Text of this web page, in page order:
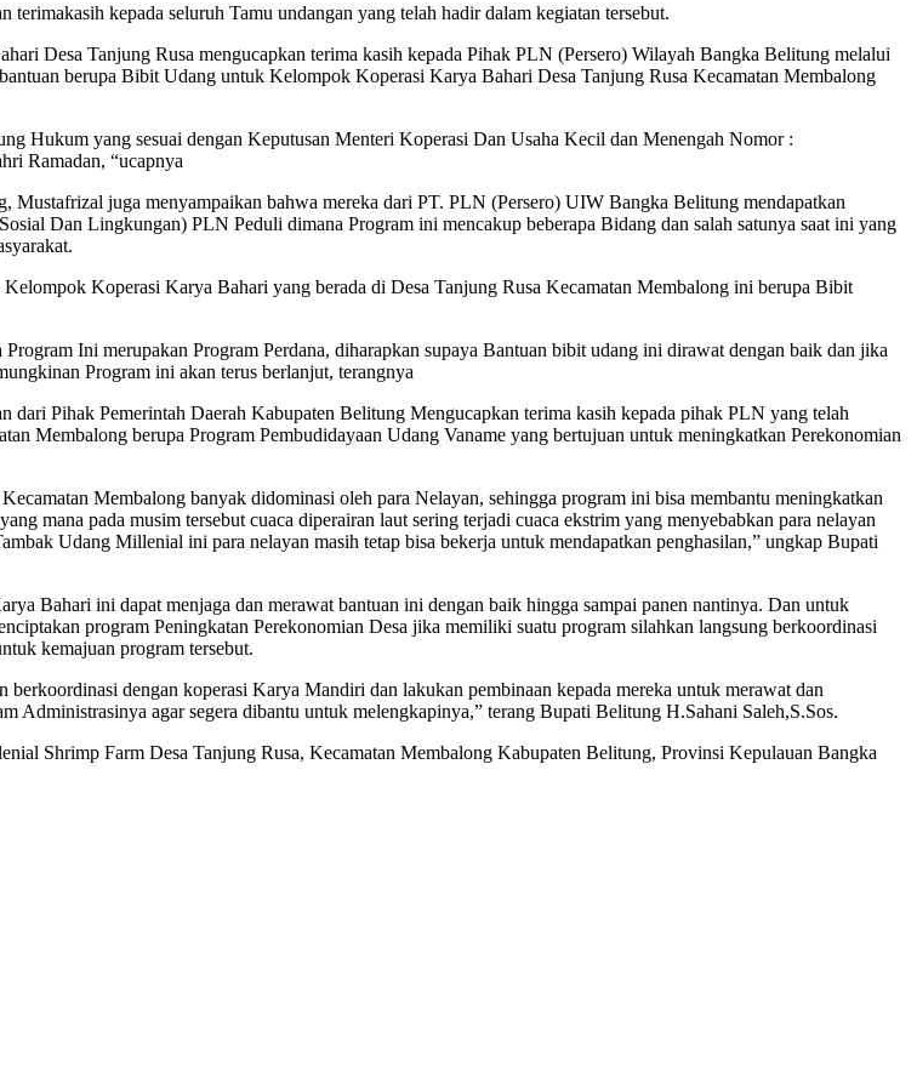
kepada seluruh Tamu undangan yang telah hadir dalam kegiatan tersebut.
Desa Tanjung Rusa mengucapkan terima kasih kepada Pihak PLN (Persero) Wilayah Bangka Belitung melalui
berupa Bibit Udang untuk Kelompok Koperasi Karya Bahari Desa Tanjung Rusa Kecamatan Membalong
Hukum yang sesuai dengan Keputusan Menteri Koperasi Dan Usaha Kecil dan Menengah Nomor :
Ramadan, “ucapnya
juga menyampaikan bahwa mereka dari PT. PLN (Persero) UIW Bangka Belitung mendapatkan
Dan Lingkungan) PLN Peduli dimana Program ini mencakup beberapa Bidang dan salah satunya saat ini yang
Koperasi Karya Bahari yang berada di Desa Tanjung Rusa Kecamatan Membalong ini berupa Bibit
Ini merupakan Program Perdana, diharapkan supaya Bantuan bibit udang ini dirawat dengan baik dan jika
Program ini akan terus berlanjut, terangnya
dari Pihak Pemerintah Daerah Kabupaten Belitung Mengucapkan terima kasih kepada pihak PLN yang telah
Membalong berupa Program Pembudidayaan Udang Vaname yang bertujuan untuk meningkatkan Perekonomian
Membalong banyak didominasi oleh para Nelayan, sehingga program ini bisa membantu meningkatkan
mana pada musim tersebut cuaca diperairan laut sering terjadi cuaca ekstrim yang menyebabkan para nelayan
Udang Millenial ini para nelayan masih tetap bisa bekerja untuk mendapatkan penghasilan,” ungkap Bupati
Bahari ini dapat menjaga dan merawat bantuan ini dengan baik hingga sampai panen nantinya. Dan untuk
program Peningkatan Perekonomian Desa jika memiliki suatu program silahkan langsung berkoordinasi
kemajuan program tersebut.
dengan koperasi Karya Mandiri dan lakukan pembinaan kepada mereka untuk merawat dan
agar segera dibantu untuk melengkapinya,” terang Bupati Belitung H.Sahani Saleh,S.Sos.
Shrimp Farm Desa Tanjung Rusa, Kecamatan Membalong Kabupaten Belitung, Provinsi Kepulauan Bangka